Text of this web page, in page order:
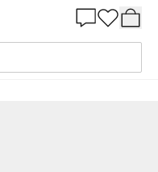
Archive